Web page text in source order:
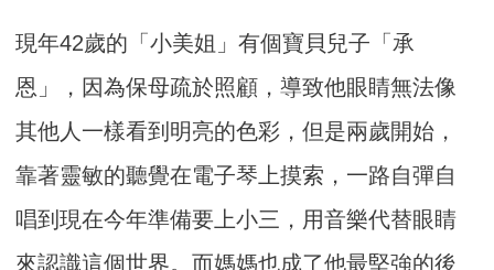
現年42歲的「小美姐」有個寶貝兒子「承
恩」，因為保母疏於照顧，導致他眼睛無法像
其他人一樣看到明亮的色彩，但是兩歲開始，
靠著靈敏的聽覺在電子琴上摸索，一路自彈自
唱到現在今年準備要上小三，用音樂代替眼睛
來認識這個世界。而媽媽也成了他最堅強的後